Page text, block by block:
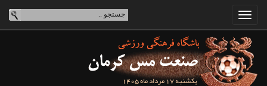
یکشنبه 17 مرداد ماه 1405